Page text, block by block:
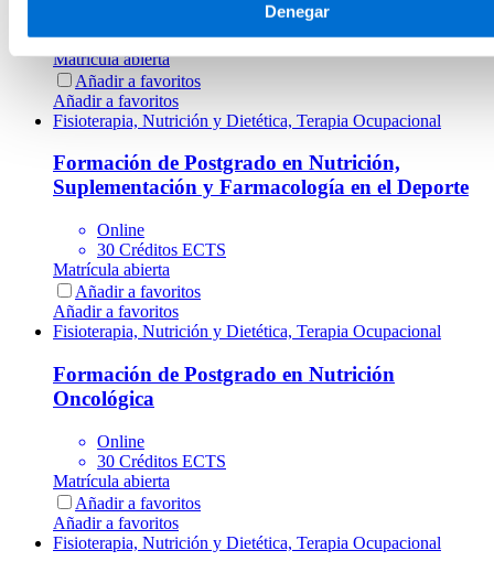
Denegar
30 Créditos ECTS
Matrícula abierta
Añadir a favoritos
Añadir a favoritos
Fisioterapia, Nutrición y Dietética, Terapia Ocupacional
Formación de Postgrado en Nutrición,
Suplementación y Farmacología en el Deporte
Online
30 Créditos ECTS
Matrícula abierta
Añadir a favoritos
Añadir a favoritos
Fisioterapia, Nutrición y Dietética, Terapia Ocupacional
Formación de Postgrado en Nutrición
Oncológica
Online
30 Créditos ECTS
Matrícula abierta
Añadir a favoritos
Añadir a favoritos
Fisioterapia, Nutrición y Dietética, Terapia Ocupacional